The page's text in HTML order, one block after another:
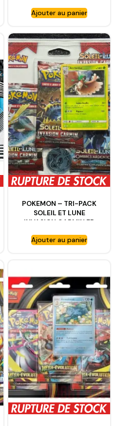
Ajouter au panier
POKEMON – TRI-PACK
SOLEIL ET LUNE
INVASION CARMIN FR
Ajouter au panier